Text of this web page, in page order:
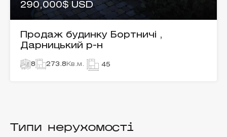
290,000$ USD
Продаж будинку Бортничі ,
Дарницький р-н
8 273.8 Кв.м. 45
Типи нерухомості